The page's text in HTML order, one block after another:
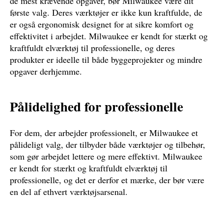
første valg. Deres værktøjer er ikke kun kraftfulde, de
er også ergonomisk designet for at sikre komfort og
effektivitet i arbejdet. Milwaukee er kendt for stærkt og
kraftfuldt elværktøj til professionelle, og deres
produkter er ideelle til både byggeprojekter og mindre
opgaver derhjemme.
Pålidelighed for professionelle
For dem, der arbejder professionelt, er Milwaukee et
pålideligt valg, der tilbyder både værktøjer og tilbehør,
som gør arbejdet lettere og mere effektivt. Milwaukee
er kendt for stærkt og kraftfuldt elværktøj til
professionelle, og det er derfor et mærke, der bør være
en del af ethvert værktøjsarsenal.